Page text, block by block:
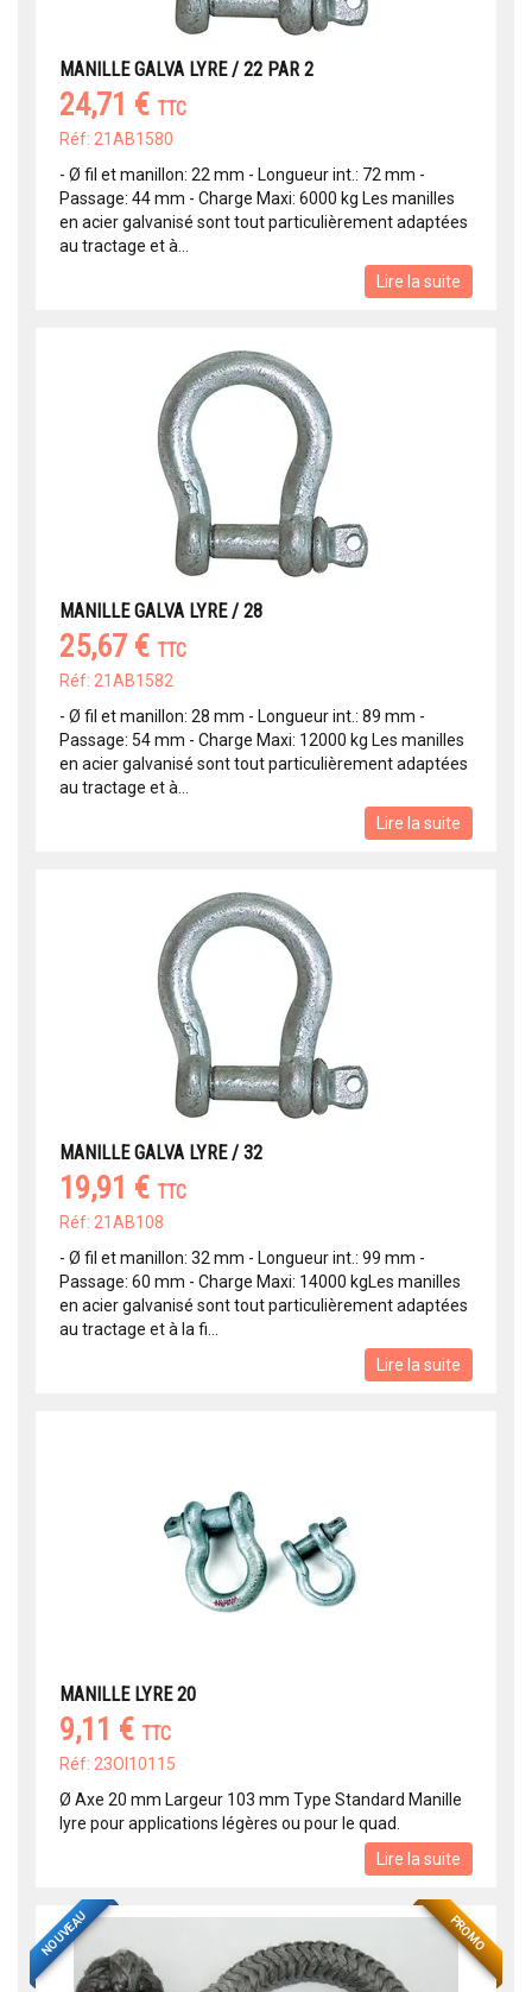
MANILLE GALVA LYRE / 22 PAR 2
24,71 € TTC
Réf: 21AB1580
- Ø fil et manillon: 22 mm - Longueur int.: 72 mm -
Passage: 44 mm - Charge Maxi: 6000 kg Les manilles
en acier galvanisé sont tout particulièrement adaptées
au tractage et à...
Lire la suite
MANILLE GALVA LYRE / 28
25,67 € TTC
Réf: 21AB1582
- Ø fil et manillon: 28 mm - Longueur int.: 89 mm -
Passage: 54 mm - Charge Maxi: 12000 kg Les manilles
en acier galvanisé sont tout particulièrement adaptées
au tractage et à...
Lire la suite
MANILLE GALVA LYRE / 32
19,91 € TTC
Réf: 21AB108
- Ø fil et manillon: 32 mm - Longueur int.: 99 mm -
Passage: 60 mm - Charge Maxi: 14000 kgLes manilles
en acier galvanisé sont tout particulièrement adaptées
au tractage et à la fi...
Lire la suite
MANILLE LYRE 20
9,11 € TTC
Réf: 23OI10115
Ø Axe 20 mm Largeur 103 mm Type Standard Manille
lyre pour applications légères ou pour le quad.
Lire la suite
PROMO
NOUVEAU